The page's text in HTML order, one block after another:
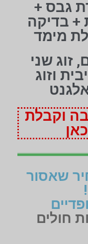
גבס +
בדיקה
מימד
זוג שני
וזוג
וקבלת
שאסור
חולים